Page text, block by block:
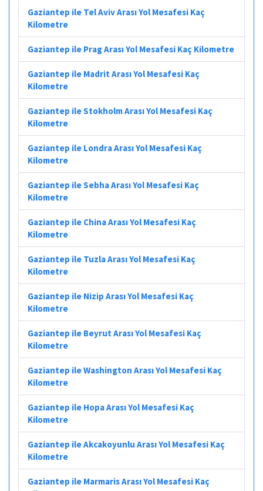
Gaziantep ile Tel Aviv Arası Yol Mesafesi Kaç
Kilometre
Gaziantep ile Prag Arası Yol Mesafesi Kaç Kilometre
Gaziantep ile Madrit Arası Yol Mesafesi Kaç
Kilometre
Gaziantep ile Stokholm Arası Yol Mesafesi Kaç
Kilometre
Gaziantep ile Londra Arası Yol Mesafesi Kaç
Kilometre
Gaziantep ile Sebha Arası Yol Mesafesi Kaç
Kilometre
Gaziantep ile China Arası Yol Mesafesi Kaç
Kilometre
Gaziantep ile Tuzla Arası Yol Mesafesi Kaç
Kilometre
Gaziantep ile Nizip Arası Yol Mesafesi Kaç
Kilometre
Gaziantep ile Beyrut Arası Yol Mesafesi Kaç
Kilometre
Gaziantep ile Washington Arası Yol Mesafesi Kaç
Kilometre
Gaziantep ile Hopa Arası Yol Mesafesi Kaç
Kilometre
Gaziantep ile Akcakoyunlu Arası Yol Mesafesi Kaç
Kilometre
Gaziantep ile Marmaris Arası Yol Mesafesi Kaç